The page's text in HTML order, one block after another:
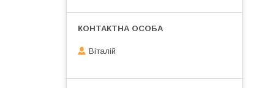
Віталій